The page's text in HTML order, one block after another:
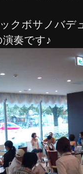
クボサノバデ
奏です♪